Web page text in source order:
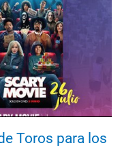
Toros para los